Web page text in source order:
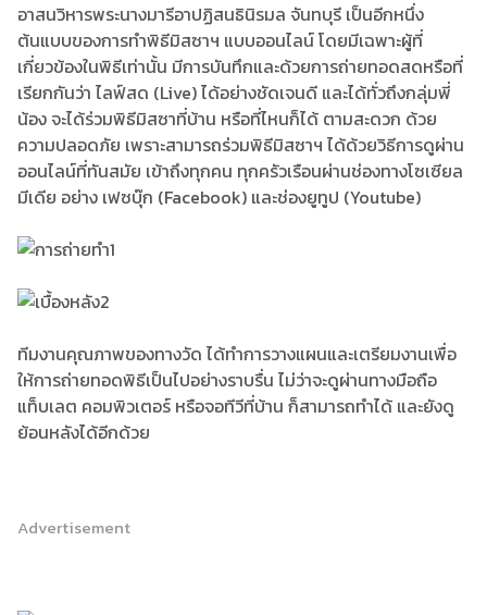
อาสนวิหารพระนางมารีอาปฏิสนธินิรมล จันทบุรี เป็นอีกหนึ่ง
ต้นแบบของการทำพิธีมิสซาฯ แบบออนไลน์ โดยมีเฉพาะผู้ที่
เกี่ยวข้องในพิธีเท่านั้น มีการบันทึกและด้วยการถ่ายทอดสดหรือที่
เรียกกันว่า ไลฟ์สด (Live) ได้อย่างชัดเจนดี และได้ทั่วถึงกลุ่มพี่
น้อง จะได้ร่วมพิธีมิสซาที่บ้าน หรือที่ไหนก็ได้ ตามสะดวก ด้วย
ความปลอดภัย เพราะสามารถร่วมพิธีมิสซาฯ ได้ด้วยวิธีการดูผ่าน
ออนไลน์ที่ทันสมัย เข้าถึงทุกคน ทุกครัวเรือนผ่านช่องทางโซเซียล
มีเดีย อย่าง เฟซบุ๊ก (Facebook) และช่องยูทูป (Youtube)
ทีมงานคุณภาพของทางวัด ได้ทำการวางแผนและเตรียมงานเพื่อ
ให้การถ่ายทอดพิธีเป็นไปอย่างราบรื่น ไม่ว่าจะดูผ่านทางมือถือ
แท็บเลต คอมพิวเตอร์ หรือจอทีวีที่บ้าน ก็สามารถทำได้ และยังดู
ย้อนหลังได้อีกด้วย
Advertisement